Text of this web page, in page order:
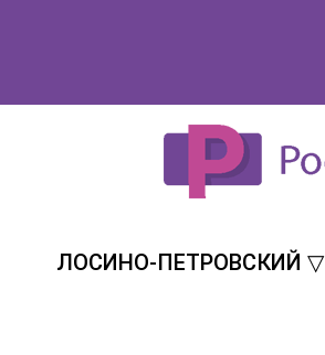
ЛОСИНО-ПЕТРОВСКИЙ ▽